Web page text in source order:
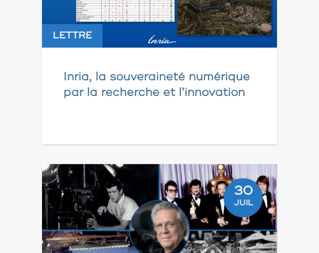
LETTRE
Inria, la souveraineté numérique
par la recherche et l’innovation
30
JUIL